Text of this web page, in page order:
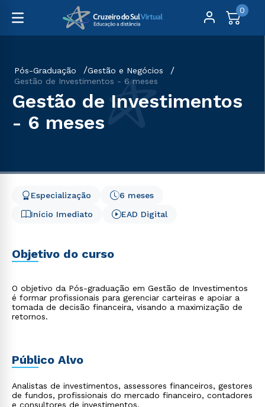
0
Pós-Graduação
Gestão e Negócios
Gestão de Investimentos - 6 meses
Gestão de Investimentos
- 6 meses
Início Imediato
6 meses
Especialização
EAD Digital
Objetivo do curso
O objetivo da Pós-graduação em Gestão de Investimentos
é formar profissionais para gerenciar carteiras e apoiar a
tomada de decisão financeira, visando a maximização de
retornos.
Público Alvo
Analistas de investimentos, assessores financeiros, gestores
de fundos, profissionais do mercado financeiro, contadores
e consultores de investimentos.